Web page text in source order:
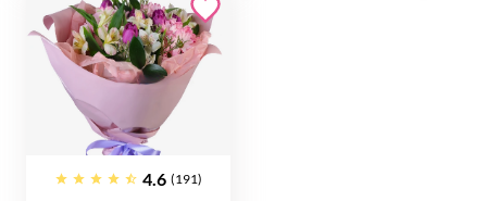
4.6 (191)